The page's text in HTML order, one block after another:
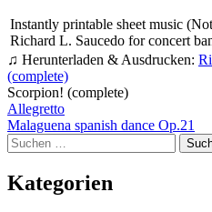
Instantly printable sheet music
Richard L. Saucedo for concert
♫ Herunterladen & Ausdrucken:
(complete)
Scorpion! (complete)
Beitragsnavigation
Allegretto
Malaguena spanish dance Op.21
Suchen
nach:
Kategorien